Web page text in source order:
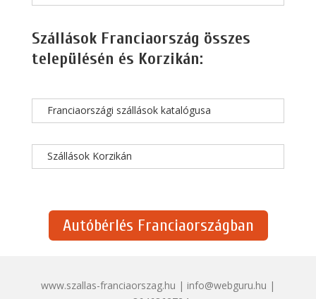
Szállások Franciaország összes
településén és Korzikán:
Franciaországi szállások katalógusa
Szállások Korzikán
Autóbérlés Franciaországban
www.szallas-franciaorszag.hu | info@webguru.hu |